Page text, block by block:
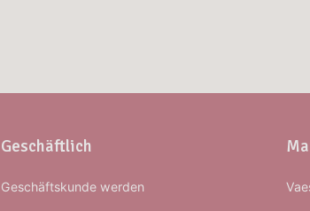
Geschäftlich
Geschäftskunde werden